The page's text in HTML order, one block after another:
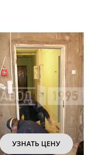
УЗНАТЬ ЦЕНУ